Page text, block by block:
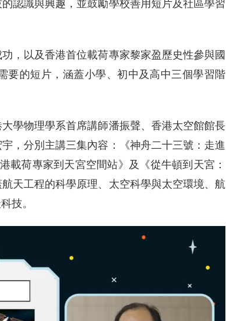
認識與興趣，並鼓勵學校善用短片及社區學習
，以及香港首位載荷專家黎家盈歷史性參與國
要的短片，涵蓋小學、初中及高中三個學習階
學物理學系首席講師潘振聲、香港太空館館長
，分別主講三集內容：《神舟二十三號：走進
荷專家到天宮空間站》及《從牛頓到天宮：
天工程的科學原理、太空科學與太空環境、航
技。